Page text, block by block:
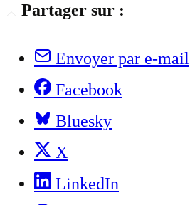
Partager sur :
Envoyer par e-mail
Facebook
Bluesky
X
LinkedIn